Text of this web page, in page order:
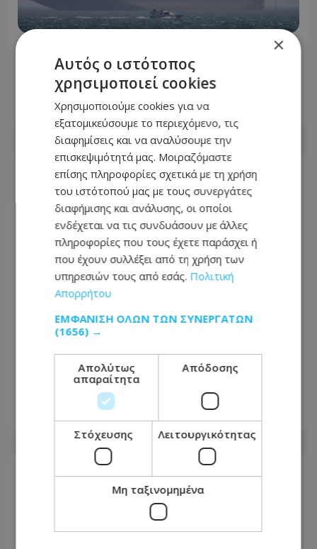
Στενά του Ορμούζ: «Μπλόκο» σε πλοία
των ΗΠΑ και του Ισραήλ εξετάζει το
06.08.2026 - 20:24
«Αρπακτικό» γυναίκα ναύτης:
Κυνηγούσε σεξουαλικά
νεοσύλλεκτους πάνω σε πλοίο
×
Αυτός ο ιστότοπος
χρησιμοποιεί cookies
Χρησιμοποιούμε cookies για να
εξατομικεύσουμε το περιεχόμενο, τις
διαφημίσεις και να αναλύσουμε την
επισκεψιμότητά μας. Μοιραζόμαστε
επίσης πληροφορίες σχετικά με τη χρήση
του ιστότοπού μας με τους συνεργάτες
διαφήμισης και ανάλυσης, οι οποίοι
ενδέχεται να τις συνδυάσουν με άλλες
πληροφορίες που τους έχετε παράσχει ή
που έχουν συλλέξει από τη χρήση των
υπηρεσιών τους από εσάς. Πολιτική
Απορρήτου
ΕΜΦΆΝΙΣΗ ΌΛΩΝ ΤΩΝ ΣΥΝΕΡΓΑΤΏΝ
(1656) →
Απολύτως
απαραίτητα
Απόδοσης
Στόχευσης Λειτουργικότητας
Μη ταξινομημένα